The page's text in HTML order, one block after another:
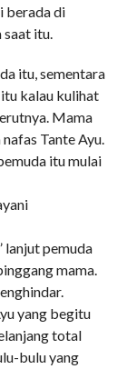
berada di
saat itu.
itu, sementara
kalau kulihat
Mama
Tante Ayu.
itu mulai
lanjut pemuda
mama.
yang begitu
total
bulu yang